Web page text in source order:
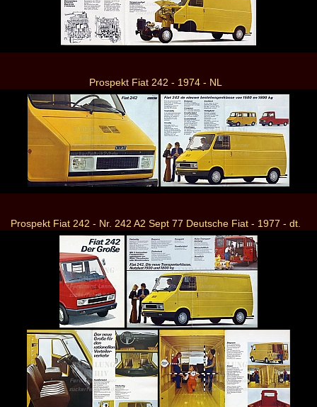
Prospekt Fiat 242 - 1974 - NL
Prospekt Fiat 242 - Nr. 242 A2 Sept 77 Deutsche Fiat - 1977 - dt.